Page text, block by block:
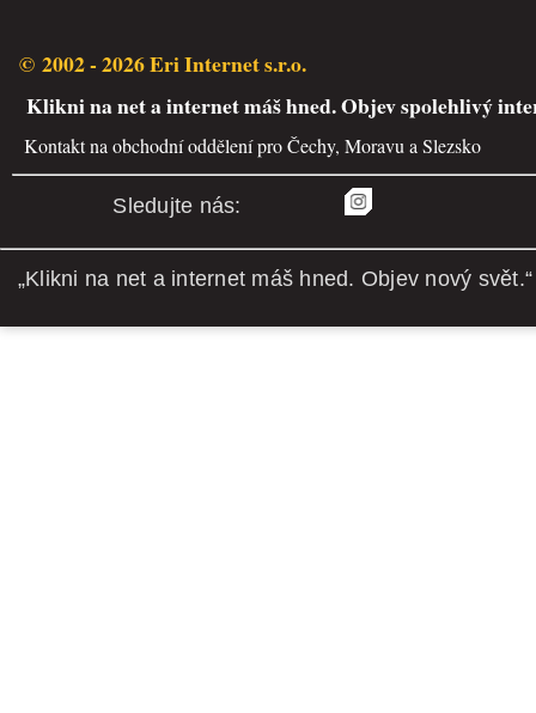
© 2002 - 2026 Eri Internet s.r.o.
Klikni na net a internet máš hned. Objev spolehlivý
Kontakt na obchodní oddělení pro Čechy, Moravu a Slezsko
Sledujte nás:
„Klikni na net a internet máš hned. Objev nový svět.“